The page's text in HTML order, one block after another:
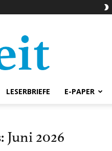
LESERBRIEFE E-PAPER
2026